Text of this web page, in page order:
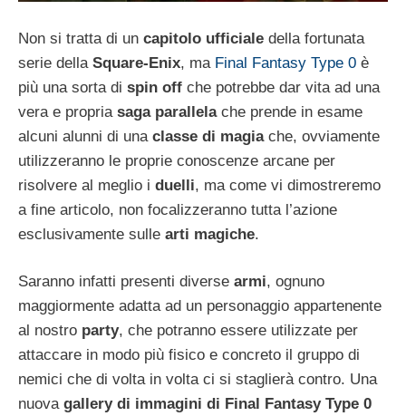
Non si tratta di un capitolo ufficiale della fortunata
serie della Square-Enix, ma Final Fantasy Type 0 è
più una sorta di spin off che potrebbe dar vita ad una
vera e propria saga parallelache prende in esame
alcuni alunni di una classe di magiache, ovviamente
utilizzeranno le proprie conoscenze arcane per
risolvere al meglio i duelli, ma come vi dimostreremo
a fine articolo, non focalizzeranno tutta l’azione
esclusivamente sulle arti magiche.
Saranno infatti presenti diverse armi, ognuno
maggiormente adatta ad un personaggio appartenente
al nostro party, che potranno essere utilizzate per
attaccare in modo più fisico e concreto il gruppo di
nemici che di volta in volta ci si staglierà contro. Una
nuova gallery di immagini di Final Fantasy Type 0